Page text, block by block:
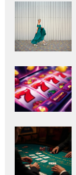
Adaugă
aici textul
pentru
subtitlu
Adaugă
aici textul
pentru
subtitlu
Adaugă
aici textul
pentru
subtitlu